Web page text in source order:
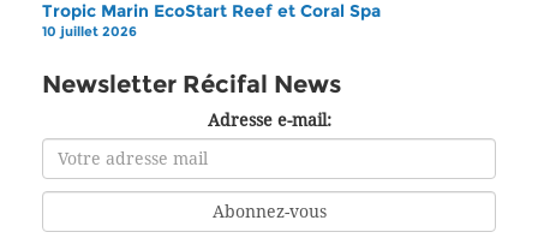
Tropic Marin EcoStart Reef et Coral Spa
10 juillet 2026
Newsletter Récifal News
Adresse e-mail: